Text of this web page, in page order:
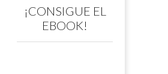
¡CONSIGUE EL
EBOOK!